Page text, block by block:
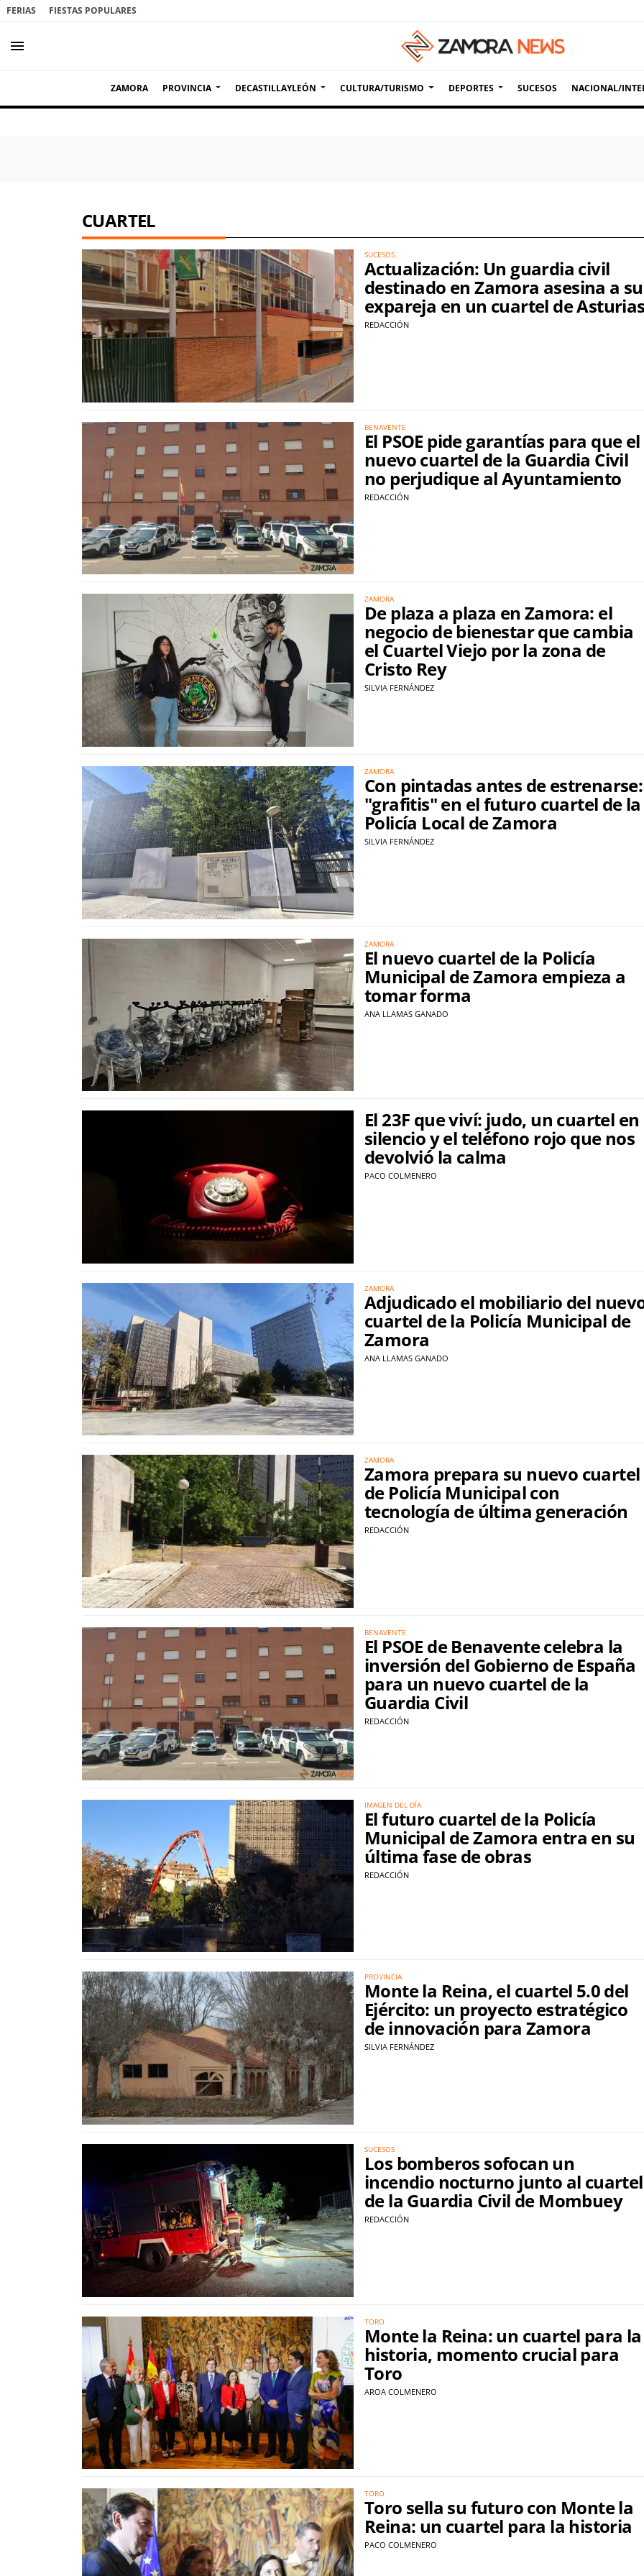
FERIAS FIESTAS POPULARES
menu
ZAMORA PROVINCIA DECASTILLAYLEÓN CULTURA/TURISMO DEPORTES SUCESOS NACIONAL/
CUARTEL
SUCESOS
Actualización: Un guardia civil
destinado en Zamora asesina a su
expareja en un cuartel de
REDACCIÓN
BENAVENTE
El PSOE pide garantías para que el
nuevo cuartel de la Guardia Civil
no perjudique al Ayuntamiento
REDACCIÓN
ZAMORA
De plaza a plaza en Zamora: el
negocio de bienestar que cambia
el Cuartel Viejo por la zona de
Cristo Rey
SILVIA FERNÁNDEZ
ZAMORA
Con pintadas antes de estrenarse:
"grafitis" en el futuro cuartel de la
Policía Local de Zamora
SILVIA FERNÁNDEZ
ZAMORA
El nuevo cuartel de la Policía
Municipal de Zamora empieza a
tomar forma
ANA LLAMAS GANADO
El 23F que viví: judo, un cuartel en
silencio y el teléfono rojo que nos
devolvió la calma
PACO COLMENERO
ZAMORA
Adjudicado el mobiliario del
cuartel de la Policía Municipal de
Zamora
ANA LLAMAS GANADO
ZAMORA
Zamora prepara su nuevo cuartel
de Policía Municipal con
tecnología de última generación
REDACCIÓN
BENAVENTE
El PSOE de Benavente celebra la
inversión del Gobierno de España
para un nuevo cuartel de la
Guardia Civil
REDACCIÓN
IMAGEN DEL DÍA
El futuro cuartel de la Policía
Municipal de Zamora entra en su
última fase de obras
REDACCIÓN
PROVINCIA
Monte la Reina, el cuartel 5.0 del
Ejército: un proyecto estratégico
de innovación para Zamora
SILVIA FERNÁNDEZ
SUCESOS
Los bomberos sofocan un
incendio nocturno junto al cuartel
de la Guardia Civil de Mombuey
REDACCIÓN
TORO
Monte la Reina: un cuartel para la
historia, momento crucial para
Toro
AROA COLMENERO
TORO
Toro sella su futuro con Monte la
Reina: un cuartel para la historia
PACO COLMENERO